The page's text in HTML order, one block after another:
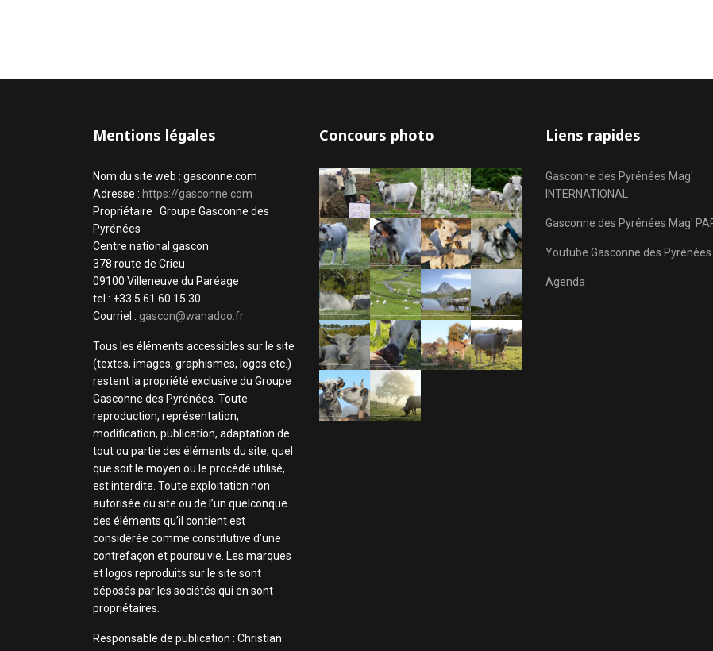
Mentions légales
Nom du site web : gasconne.com
Adresse : https://gasconne.com
Propriétaire : Groupe Gasconne des
Pyrénées
Centre national gascon
378 route de Crieu
09100 Villeneuve du Paréage
tel : +33 5 61 60 15 30
Courriel : gascon@wanadoo.fr
Tous les éléments accessibles sur le site
(textes, images, graphismes, logos etc.)
restent la propriété exclusive du Groupe
Gasconne des Pyrénées. Toute
reproduction, représentation,
modification, publication, adaptation de
tout ou partie des éléments du site, quel
que soit le moyen ou le procédé utilisé,
est interdite. Toute exploitation non
autorisée du site ou de l’un quelconque
des éléments qu’il contient est
considérée comme constitutive d’une
contrefaçon et poursuivie. Les marques
et logos reproduits sur le site sont
déposés par les sociétés qui en sont
propriétaires.
Responsable de publication : Christian
Concours photo Liens rapides
Gasconne des Pyrénées Mag'
INTERNATIONAL
Gasconne des Pyrénées Mag'
Youtube Gasconne des Pyrénées
Agenda